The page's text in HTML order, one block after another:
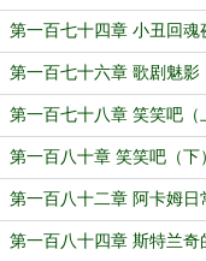
第一百七十四章 小丑回魂
第一百七十六章 歌剧魅影
第一百七十八章 笑笑吧（
第一百八十章 笑笑吧（下
第一百八十二章 阿卡姆日
第一百八十四章 斯特兰奇